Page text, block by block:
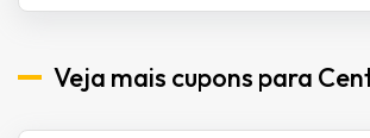
Veja mais cupons para